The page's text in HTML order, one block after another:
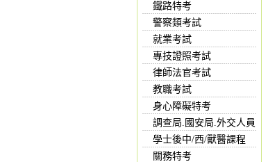
鐵路特考
警察類考試
就業考試
專技證照考試
律師法官考試
教職考試
身心障礙特考
調查局.國安局.外交人員
學士後中/西/獸醫課程
關務特考